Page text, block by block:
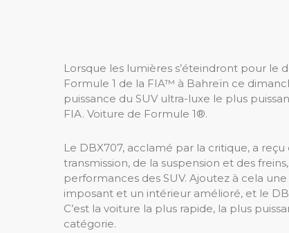
Lorsque les lumières s’éteindront pour le
Formule 1 de la FIA™ à Bahreïn ce
puissance du SUV ultra-luxe le plus
FIA. Voiture de Formule 1®.
Le DBX707, acclamé par la critique, a
transmission, de la suspension et des
performances des SUV. Ajoutez à cela
imposant et un intérieur amélioré, et le
C’est la voiture la plus rapide, la plus
catégorie.